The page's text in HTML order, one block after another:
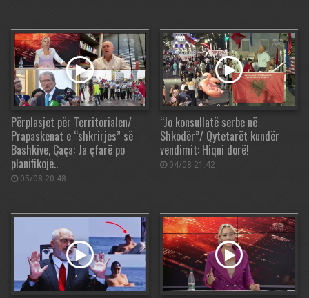
Përplasjet për Territorialen/
Prapaskenat e “shkrirjes” së
Bashkive, Çaça: Ja çfarë po
planifikojë..
05/08 20:48
“Jo konsullatë serbe në
Shkodër”/ Qytetarët kundër
vendimit: Hiqni dorë!
04/08 21:42